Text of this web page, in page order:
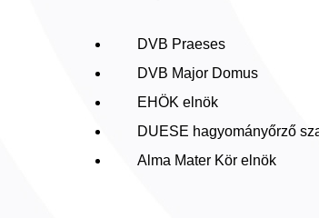
DVB Praeses
DVB Major Domus
EHÖK elnök
DUESE hagyományőrző
Alma Mater Kör elnök